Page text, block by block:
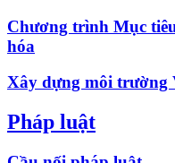
Chương trình Mục
hóa
Xây dựng môi trường
Pháp luật